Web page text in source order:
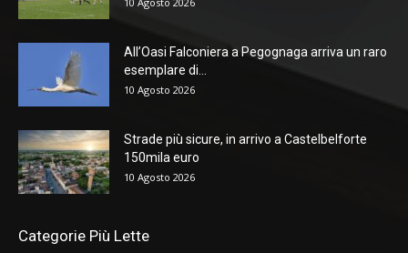
All’Oasi Falconiera a Pegognaga arriva un raro
esemplare di...
10 Agosto 2026
Strade più sicure, in arrivo a Castelbelforte
150mila euro
10 Agosto 2026
Categorie Più Lette